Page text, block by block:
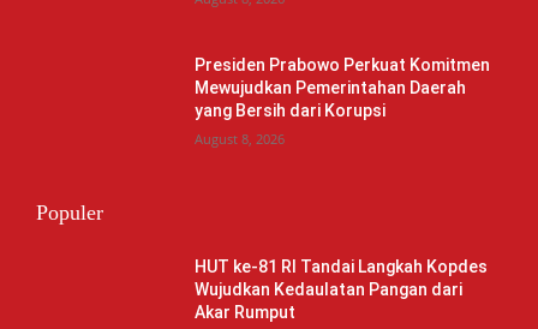
Presiden Prabowo Perkuat Komitmen
Mewujudkan Pemerintahan Daerah
yang Bersih dari Korupsi
August 8, 2026
Populer
HUT ke-81 RI Tandai Langkah Kopdes
Wujudkan Kedaulatan Pangan dari
Akar Rumput